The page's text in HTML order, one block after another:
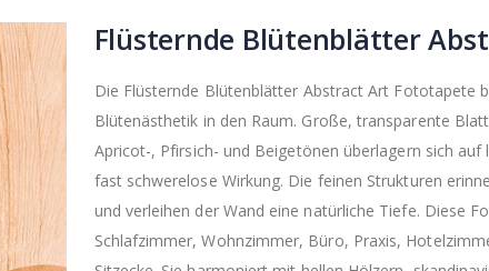
Flüsternde Blütenblätter
Die Flüsternde Blütenblätter Abstract Art Fototapete
Blütenästhetik in den Raum. Große, transparente
Apricot-, Pfirsich- und Beigetönen überlagern sich auf
fast schwerelose Wirkung. Die feinen Strukturen
und verleihen der Wand eine natürliche Tiefe. Diese
Schlafzimmer, Wohnzimmer, Büro, Praxis,